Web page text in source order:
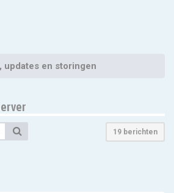
updates en storingen
19 berichten